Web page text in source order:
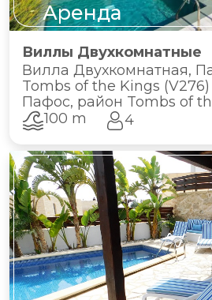
Аренда
Виллы Двухкомнатные
Вилла Двухкомнатная,
Tombs of the Kings (V276)
Пафос, район Tombs of
100 m
4